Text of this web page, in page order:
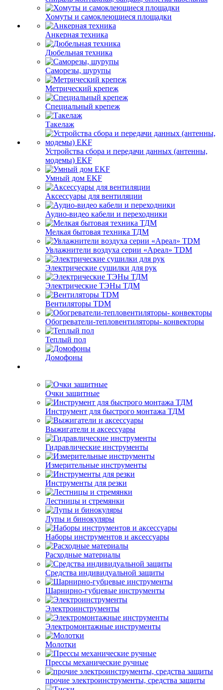
Хомуты и самоклеющиеся площадки
Анкерная техника
Дюбельная техника
Саморезы, шурупы
Метрический крепеж
Специальный крепеж
Такелаж
Устройства сбора и передачи данных (антенны,
модемы) EKF
Умный дом EKF
Аксессуары для вентиляции
Аудио-видео кабели и переходники
Мелкая бытовая техника ТДМ
Увлажнители воздуха серии «Ареал» TDM
Электрические сушилки для рук
Электрические ТЭНы ТДМ
Вентиляторы TDM
Обогреватели-тепловентиляторы- конвекторы
Теплый пол
Домофоны
Очки защитные
Инструмент для быстрого монтажа ТДМ
Выжигатели и аксессуары
Гидравлические инструменты
Измерительные инструменты
Инструменты для резки
Лестницы и стремянки
Лупы и бинокуляры
Наборы инструментов и аксессуары
Расходные материалы
Средства индивидуальной защиты
Шарнирно-губцевые инструменты
Электроинструменты
Электромонтажные инструменты
Молотки
Прессы механические ручные
прочие электроинструменты, средства защиты